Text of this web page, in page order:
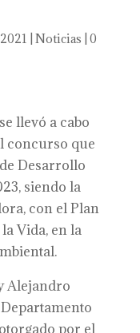
Noticias 0
llevó a cabo
concurso que
Desarrollo
siendo la
con el Plan
Vida, en la
Alejandro
por el